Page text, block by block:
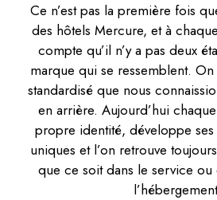
Ce n’est pas la première fois
des hôtels Mercure, et à
compte qu’il n’y a pas deux
marque qui se ressemblent.
standardisé que nous
en arrière. Aujourd’hui
propre identité, développe
uniques et l’on retrouve
que ce soit dans le service ou